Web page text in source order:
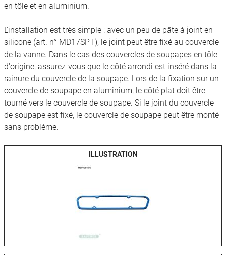
en tôle et en aluminium.
L'installation est très simple : avec un peu de pâte à joint en
silicone (art. n° MD17SPT), le joint peut être fixé au couvercle
de la vanne. Dans le cas des couvercles de soupapes en tôle
d'origine, assurez-vous que le côté arrondi est inséré dans la
rainure du couvercle de la soupape. Lors de la fixation sur un
couvercle de soupape en aluminium, le côté plat doit être
tourné vers le couvercle de soupape. Si le joint du couvercle
de soupape est fixé, le couvercle de soupape peut être monté
sans problème.
ILLUSTRATION